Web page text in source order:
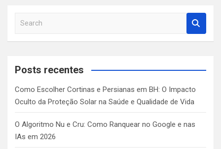
a
c
Posts recentes
Como Escolher Cortinas e Persianas em BH: O Impacto
Oculto da Proteção Solar na Saúde e Qualidade de Vida
O Algoritmo Nu e Cru: Como Ranquear no Google e nas
IAs em 2026